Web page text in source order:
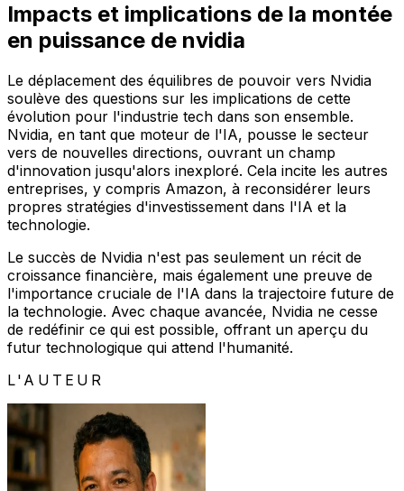
Impacts et implications de la montée
en puissance de nvidia
Le déplacement des équilibres de pouvoir vers Nvidia
soulève des questions sur les implications de cette
évolution pour l'industrie tech dans son ensemble.
Nvidia, en tant que moteur de l'IA, pousse le secteur
vers de nouvelles directions, ouvrant un champ
d'innovation jusqu'alors inexploré. Cela incite les autres
entreprises, y compris Amazon, à reconsidérer leurs
propres stratégies d'investissement dans l'IA et la
technologie.
Le succès de Nvidia n'est pas seulement un récit de
croissance financière, mais également une preuve de
l'importance cruciale de l'IA dans la trajectoire future de
la technologie. Avec chaque avancée, Nvidia ne cesse
de redéfinir ce qui est possible, offrant un aperçu du
futur technologique qui attend l'humanité.
L'AUTEUR